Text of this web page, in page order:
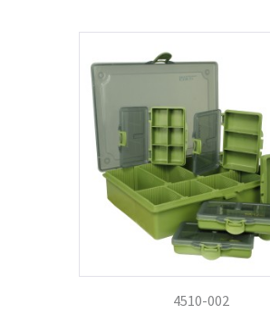
4510-002